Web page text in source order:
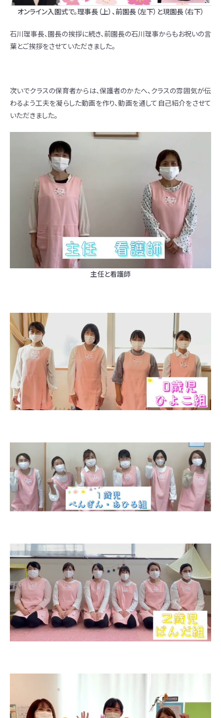
オンライン入園式で。理事長（上）、前園長（左下）と現園長（右下）
石川理事長、園長の挨拶に続き、前園長の石川理事からもお祝いの言
葉とご挨拶をさせていただきました。
次いでクラスの保育者からは、保護者のかたへ、クラスの雰囲気が伝
わるよう工夫を凝らした動画を作り、動画を通して自己紹介をさせて
いただきました。
主任と看護師